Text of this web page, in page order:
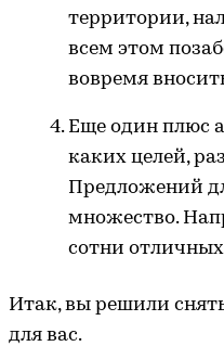
территории,
всем этом
вовремя
Еще один плюс
каких целей,
Предложений
множество.
сотни
Итак, вы решили
для вас.